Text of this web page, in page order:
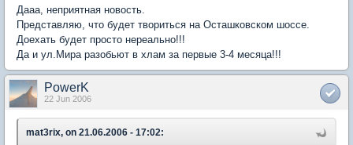
Дааа, неприятная новость.
Представляю, что будет твориться на Осташковском шоссе.
Доехать будет просто нереально!!!
Да и ул.Мира разобьют в хлам за первые 3-4 месяца!!!
PowerK
22 Jun 2006
mat3rix, on 21.06.2006 - 17:02: